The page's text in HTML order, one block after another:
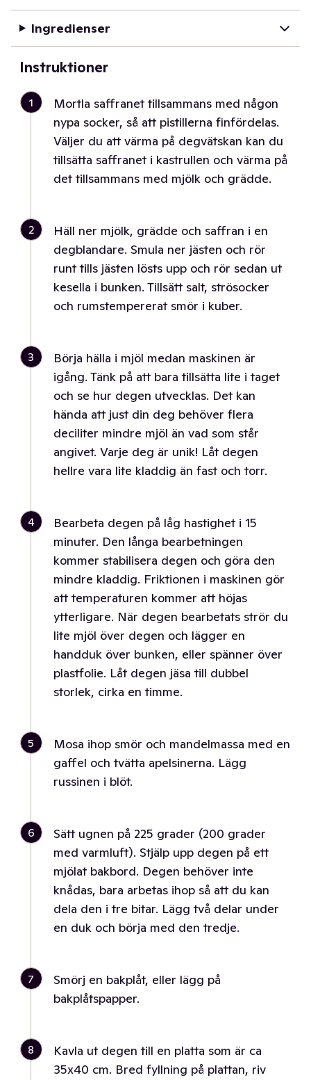
Ingredienser
Instruktioner
1
Mortla saffranet tillsammans med någon
nypa socker, så att pistillerna finfördelas.
Väljer du att värma på degvätskan kan du
tillsätta saffranet i kastrullen och värma på
det tillsammans med mjölk och grädde.
2
Häll ner mjölk, grädde och saffran i en
degblandare. Smula ner jästen och rör
runt tills jästen lösts upp och rör sedan ut
kesella i bunken. Tillsätt salt, strösocker
och rumstempererat smör i kuber.
3
Börja hälla i mjöl medan maskinen är
igång. Tänk på att bara tillsätta lite i taget
och se hur degen utvecklas. Det kan
hända att just din deg behöver flera
deciliter mindre mjöl än vad som står
angivet. Varje deg är unik! Låt degen
hellre vara lite kladdig än fast och torr.
4
Bearbeta degen på låg hastighet i 15
minuter. Den långa bearbetningen
kommer stabilisera degen och göra den
mindre kladdig. Friktionen i maskinen gör
att temperaturen kommer att höjas
ytterligare. När degen bearbetats strör du
lite mjöl över degen och lägger en
handduk över bunken, eller spänner över
plastfolie. Låt degen jäsa till dubbel
storlek, cirka en timme.
5
Mosa ihop smör och mandelmassa med en
gaffel och tvätta apelsinerna. Lägg
russinen i blöt.
6
Sätt ugnen på 225 grader (200 grader
med varmluft). Stjälp upp degen på ett
mjölat bakbord. Degen behöver inte
knådas, bara arbetas ihop så att du kan
dela den i tre bitar. Lägg två delar under
en duk och börja med den tredje.
7
Smörj en bakplåt, eller lägg på
bakplåtspapper.
8
Kavla ut degen till en platta som är ca
35x40 cm. Bred fyllning på plattan, riv